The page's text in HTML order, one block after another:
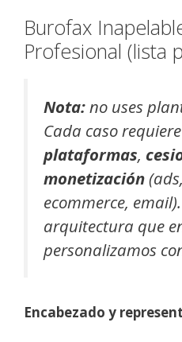
Burofax
Profesional (lista
Nota:no uses
Cada caso
plataformas,
monetización
ecommerce,
arquitectura que
personalizamos
Encabezado y